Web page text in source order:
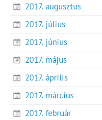
2017. augusztus
2017. július
2017. június
2017. május
2017. április
2017. március
2017. február